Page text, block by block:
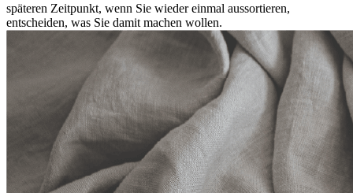
späteren Zeitpunkt, wenn Sie wieder einmal aussortieren,
entscheiden, was Sie damit machen wollen.